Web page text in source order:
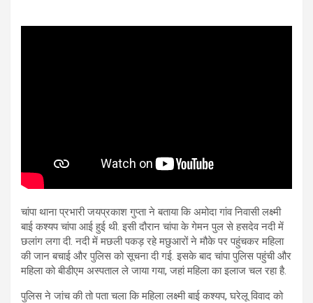
चांपा थाना प्रभारी जयप्रकाश गुप्ता ने बताया कि अमोदा गांव निवासी लक्ष्मी
बाई कश्यप चांपा आई हुई थी. इसी दौरान चांपा के गेमन पुल से हसदेव नदी में
छलांग लगा दी. नदी में मछली पकड़ रहे मछुआरों ने मौके पर पहुंचकर महिला
की जान बचाई और पुलिस को सूचना दी गई. इसके बाद चांपा पुलिस पहुंची और
महिला को बीडीएम अस्पताल ले जाया गया, जहां महिला का इलाज चल रहा है.
पुलिस ने जांच की तो पता चला कि महिला लक्ष्मी बाई कश्यप, घरेलू विवाद को